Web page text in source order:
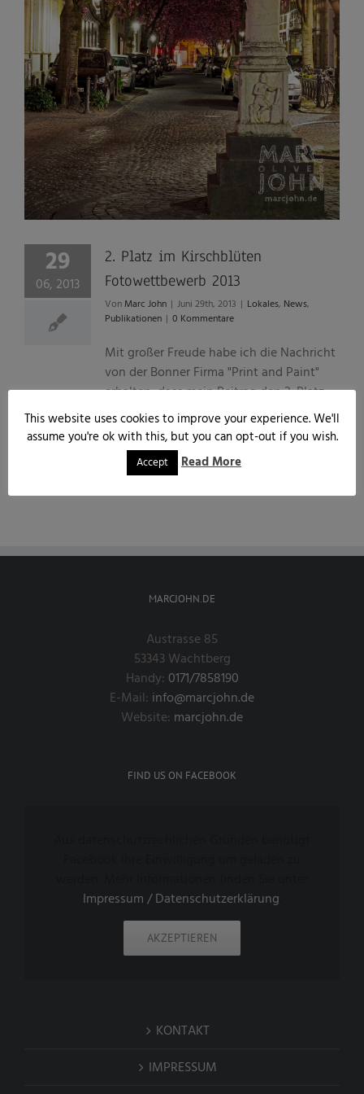
29
06, 2013
2. Platz im Kirschblüten
Fotowettbewerb 2013
Von Marc John | Juni 29th, 2013 | Lokales, News,
Publikationen | 0 Kommentare
Mit großer Freude habe ich die Nachricht
von der Bonner Firma "Print and Paint"
erhalten, dass mein Beitrag den 2. Platz
MARCJOHN.DE
Austrasse 85
53343 Wachtberg
Handy: 0171/7858190
E-Mail: info@marcjohn.de
Website: marcjohn.de
FIND US ON FACEBOOK
Impressum / Datenschutzerklärung
AKZEPTIEREN
KONTAKT
IMPRESSUM
This website uses cookies to improve your experience. We'll
assume you're ok with this, but you can opt-out if you wish.
Accept Read More